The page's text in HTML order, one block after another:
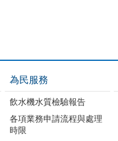
為民服務
飲水機水質檢驗報告
各項業務申請流程與處理
時限